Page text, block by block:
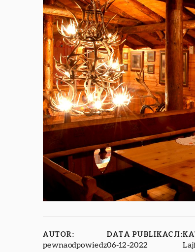
AUTOR:
pewnaodpowiedz
DATA PUBLIKACJI:
06-12-2022